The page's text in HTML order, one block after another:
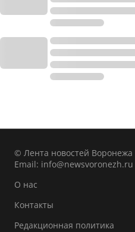
© Лента новостей Воронежа
Email: info@newsvoronezh.ru
О нас
Контакты
Редакционная политика